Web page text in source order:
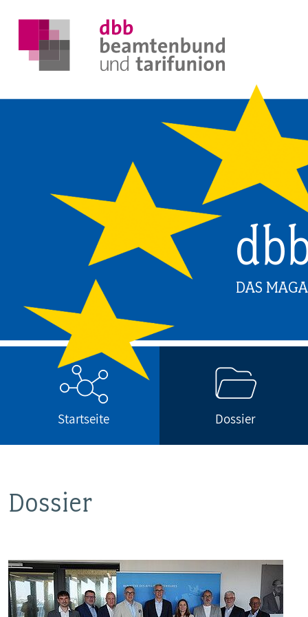
BEAMTINNEN & BEAMTE
ARBEITNEHMENDE
POLITIK & POSITIONEN
MITBESTIMMUNG
MITGLIEDSCHAFT & SERVICE
DAS
Startseite Dossier
Dossier